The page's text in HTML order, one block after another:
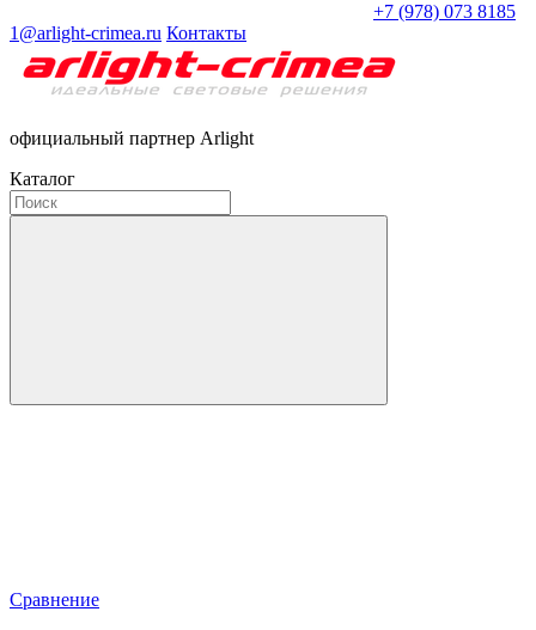
+7 (978) 073 8185
1@arlight-crimea.ru Контакты
официальный партнер Arlight
Каталог
Сравнение